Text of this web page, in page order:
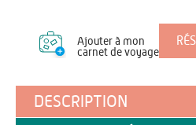
Ajouter à mon
carnet de voyage
DESCRIPTION